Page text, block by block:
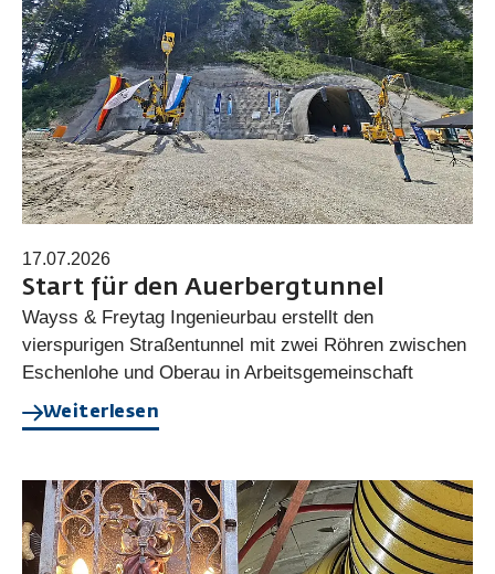
17.07.2026
Start für den Auerbergtunnel
Wayss & Freytag Ingenieurbau erstellt den
vierspurigen Straßentunnel mit zwei Röhren zwischen
Eschenlohe und Oberau in Arbeitsgemeinschaft
Weiterlesen